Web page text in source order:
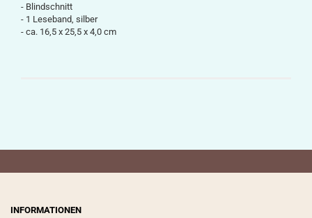
- Blindschnitt
- 1 Leseband, silber
- ca. 16,5 x 25,5 x 4,0 cm
INFORMATIONEN